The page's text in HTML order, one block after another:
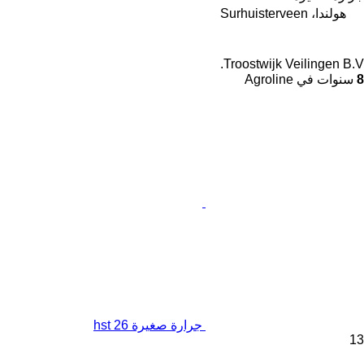
هولندا، Surhuisterveen
Troostwijk Veilingen B.V.
8 سنوات في Agroline
جرارة صغيرة 26 hst
13